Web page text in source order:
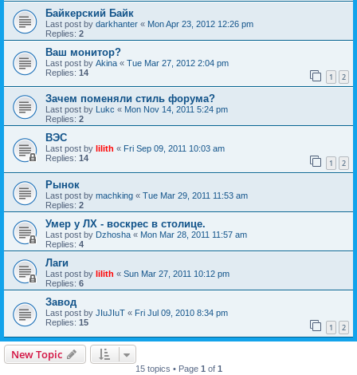
Байкерский Байк
Last post by darkhanter « Mon Apr 23, 2012 12:26 pm
Replies: 2
Ваш монитор?
Last post by Akina « Tue Mar 27, 2012 2:04 pm
Replies: 14 1 2
Зачем поменяли стиль форума?
Last post by Lukc « Mon Nov 14, 2011 5:24 pm
Replies: 2
ВЭС
Last post by lilith « Fri Sep 09, 2011 10:03 am
Replies: 14 1 2
Рынок
Last post by machking « Tue Mar 29, 2011 11:53 am
Replies: 2
Умер у ЛХ - воскрес в столице.
Last post by Dzhosha « Mon Mar 28, 2011 11:57 am
Replies: 4
Лаги
Last post by lilith « Sun Mar 27, 2011 10:12 pm
Replies: 6
Завод
Last post by JIuJIuT « Fri Jul 09, 2010 8:34 pm
Replies: 15 1 2
New Topic
15 topics • Page 1 of 1